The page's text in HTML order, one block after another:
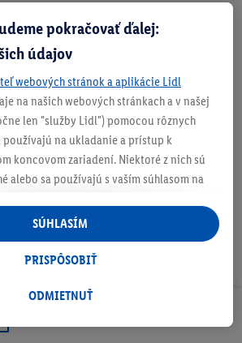
pokračovať ďalej:
údajov
webových stránok a aplikácie Lidl
na našich webových stránkach a v našej
len "služby Lidl") pomocou rôznych
na ukladanie a prístup k
koncovom zariadení. Niektoré z nich sú
alebo sa používajú s vaším súhlasom na
v rámci služieb Lidl aj mimo nich. Ak
Lidl Plus, na tieto účely sa spracúvajú
správania v obchode.
účet Lidl Plus alebo sa prihlásite do svojho
online identifikátor z e-mailovej adresy,
ODMIETNUŤ
PRISPÔSOBIŤ
SÚHLASÍM